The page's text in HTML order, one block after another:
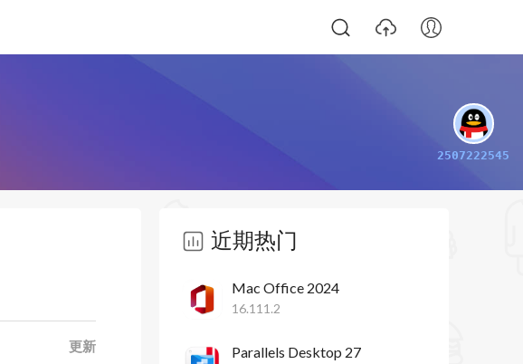
更新
近期热门
Mac Office 2024
16.111.2
Parallels Desktop 27
2507222545